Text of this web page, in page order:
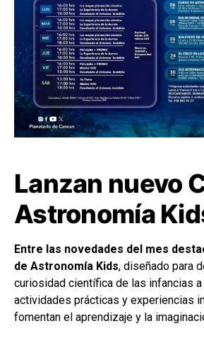
Lanzan nuevo
Astronomía
Entre las novedades del mes
de Astronomía Kids, diseñado para
curiosidad científica de las infancias
actividades prácticas y experiencias
fomentan el aprendizaje y la